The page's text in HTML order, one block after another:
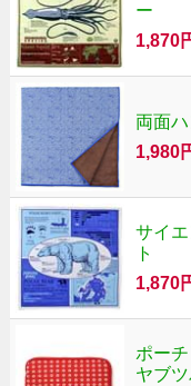
ー
1,870
両面
1,980
サイ
ト
1,870
ポー
ヤブ